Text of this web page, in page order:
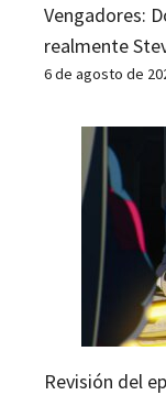
Vengadores:
realmente
6 de agosto de
Revisión del